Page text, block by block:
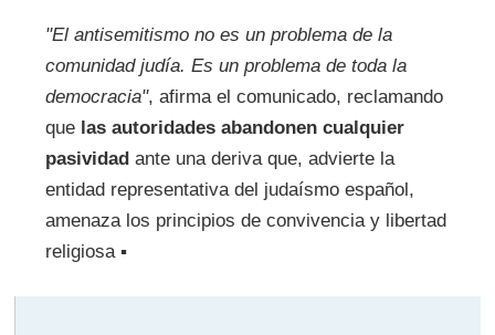
"El antisemitismo no es un problema de la
comunidad judía. Es un problema de toda la
democracia", afirma el comunicado, reclamando
que las autoridades abandonen cualquier
pasividad ante una deriva que, advierte la
entidad representativa del judaísmo español,
amenaza los principios de convivencia y libertad
religiosa ▪